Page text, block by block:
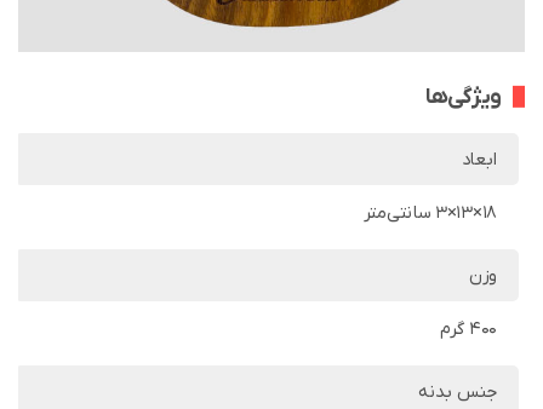
ویژگی‌ها
ابعاد
18×13×3 سانتی‌متر
وزن
400 گرم
جنس بدنه